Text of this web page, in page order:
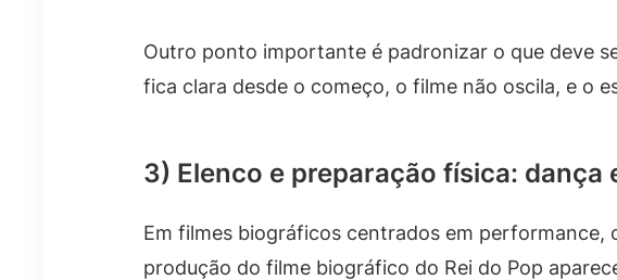
Outro ponto importante é padronizar o que deve
fica clara desde o começo, o filme não oscila, e o
3) Elenco e preparação física: dança
Em filmes biográficos centrados em performance,
produção do filme biográfico do Rei do Pop